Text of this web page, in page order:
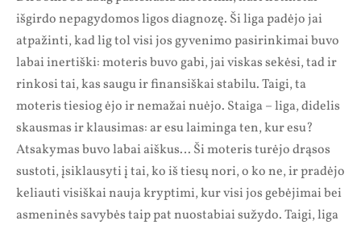
išgirdo nepagydomos ligos diagnozę. Ši liga padėjo jai
atpažinti, kad lig tol visi jos gyvenimo pasirinkimai buvo
labai inertiški: moteris buvo gabi, jai viskas sekėsi, tad ir
rinkosi tai, kas saugu ir finansiškai stabilu. Taigi, ta
moteris tiesiog ėjo ir nemažai nuėjo. Staiga – liga, didelis
skausmas ir klausimas: ar esu laiminga ten, kur esu?
Atsakymas buvo labai aiškus… Ši moteris turėjo drąsos
sustoti, įsiklausyti į tai, ko iš tiesų nori, o ko ne, ir pradėjo
keliauti visiškai nauja kryptimi, kur visi jos gebėjimai bei
asmeninės savybės taip pat nuostabiai sužydo. Taigi, liga